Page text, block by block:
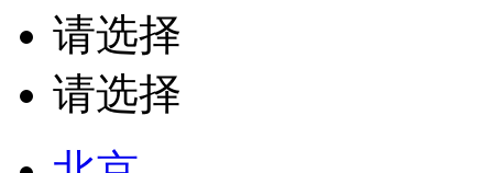
请选择
请选择